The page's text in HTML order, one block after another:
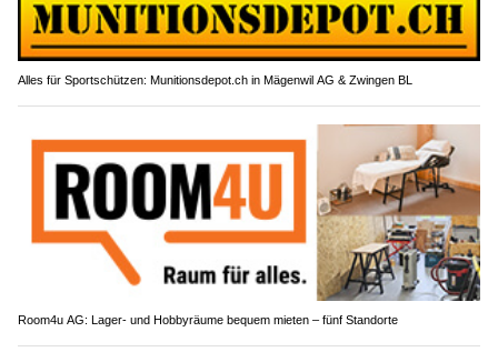
Alles für Sportschützen: Munitionsdepot.ch in Mägenwil AG & Zwingen BL
Room4u AG: Lager- und Hobbyräume bequem mieten – fünf Standorte